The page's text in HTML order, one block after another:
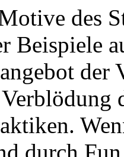
des
Beispiele
der
durch